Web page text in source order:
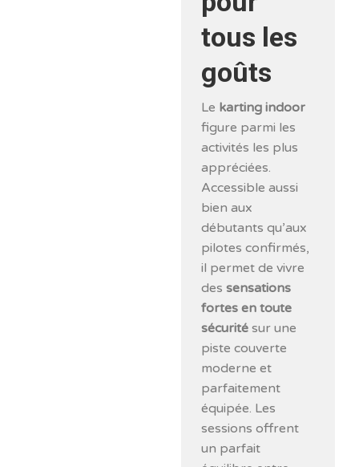
tous les
goûts
Le karting indoor
figure parmi les
activités les plus
appréciées.
Accessible aussi
bien aux
débutants qu’aux
pilotes confirmés,
il permet de vivre
dessensations
fortes en toute
sécurité sur une
piste couverte
moderne et
parfaitement
équipée. Les
sessions offrent
un parfait